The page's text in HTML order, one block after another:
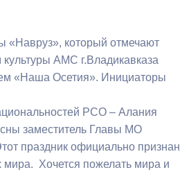
строительство
финансового
юридическая помощь
«Навруз», который отмечают
АМС г.Владикавказа
«Наша Осетия». Инициаторы
РСО – Алания
заместитель Главы МО
праздник официально признан
Хочется пожелать мира и